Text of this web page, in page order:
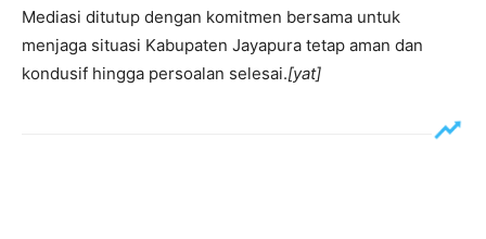
Mediasi ditutup dengan komitmen bersama untuk
menjaga situasi Kabupaten Jayapura tetap aman dan
kondusif hingga persoalan selesai.[yat]